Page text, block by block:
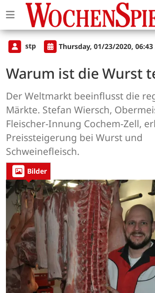
stp Thursday, 01/23/2020, 06:43
Warum ist die Wurst
Der Weltmarkt beeinflusst die
Märkte. Stefan Wiersch,
Fleischer-Innung Cochem-Zell,
Preissteigerung bei Wurst und
Schweinefleisch.
Bilder